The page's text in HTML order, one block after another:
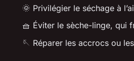
🌞 Privilégier le séchage à
🧺 Éviter le sèche-linge, qui
🪡 Réparer les accrocs ou